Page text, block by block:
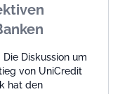
Diskussion um
von UniCredit
hat den